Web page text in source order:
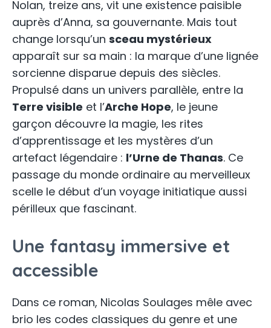
Nolan, treize ans, vit une existence paisible
auprès d’Anna, sa gouvernante. Mais tout
change lorsqu’un sceau mystérieux
apparaît sur sa main : la marque d’une lignée
sorcienne disparue depuis des siècles.
Propulsé dans un univers parallèle, entre la
Terre visible et l’Arche Hope, le jeune
garçon découvre la magie, les rites
d’apprentissage et les mystères d’un
artefact légendaire : l’Urne de Thanas. Ce
passage du monde ordinaire au merveilleux
scelle le début d’un voyage initiatique aussi
périlleux que fascinant.
Une fantasy immersive et
accessible
Dans ce roman, Nicolas Soulages mêle avec
brio les codes classiques du genre et une